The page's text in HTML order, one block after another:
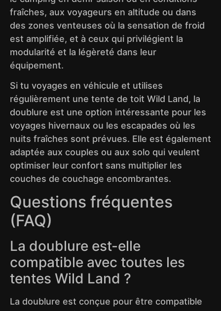
fraîches, aux voyageurs en altitude ou dans
des zones venteuses où la sensation de froid
est amplifiée, et à ceux qui privilégient la
modularité et la légèreté dans leur
équipement.
Si tu voyages en véhicule et utilises
régulièrement une tente de toit Wild Land, la
doublure est une option intéressante pour les
voyages hivernaux ou les escapades où les
nuits fraîches sont prévues. Elle est également
adaptée aux couples ou aux solo qui veulent
optimiser leur confort sans multiplier les
couches de couchage encombrantes.
Questions fréquentes
(FAQ)
La doublure est-elle
compatible avec toutes les
tentes Wild Land ?
La doublure est conçue pour être compatible